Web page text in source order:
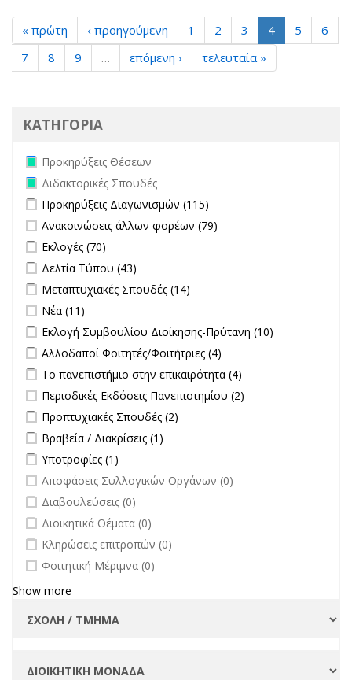
« πρώτη ‹ προηγούμενη 1 2 3 4 5
6
7
8 9 … επόμενη › τελευταία »
ΚΑΤΗΓΟΡΙΑ
Remove Προκηρύξεις Θέσεων filter
Προκηρύξεις Θέσεων
Remove Διδακτορικές Σπουδές filter
Διδακτορικές Σπουδές
Apply Προκηρύξεις Διαγωνισμών filter
Προκηρύξεις Διαγωνισμών (115)
Apply Ανακοινώσεις άλλων φορέων filter
Ανακοινώσεις άλλων φορέων (79)
Apply Εκλογές filter
Εκλογές (70)
Apply Δελτία Τύπου filter
Δελτία Τύπου (43)
Apply Μεταπτυχιακές Σπουδές filter
Μεταπτυχιακές Σπουδές (14)
Apply Νέα filter
Νέα (11)
Apply Εκλογή Συμβουλίου Διοίκησης-Πρύτανη filter
Εκλογή Συμβουλίου Διοίκησης-Πρύτανη (10)
Apply Αλλοδαποί Φοιτητές/Φοιτήτριες filter
Αλλοδαποί Φοιτητές/Φοιτήτριες (4)
filter
Apply Το πανεπιστήμιο στην επικαιρότητα filter
Το πανεπιστήμιο στην επικαιρότητα (4)
επικαιρότητα filter
Apply Περιοδικές Εκδόσεις Πανεπιστημίου filter
Περιοδικές Εκδόσεις Πανεπιστημίου (2)
Apply Προπτυχιακές Σπουδές filter
Προπτυχιακές Σπουδές (2)
Apply Βραβεία / Διακρίσεις filter
Βραβεία / Διακρίσεις (1)
Apply Υποτροφίες filter
Υποτροφίες (1)
undefined
Αποφάσεις Συλλογικών Οργάνων (0)
undefined
Διαβουλεύσεις (0)
undefined
Διοικητικά Θέματα (0)
undefined
Κληρώσεις επιτροπών (0)
undefined
Φοιτητική Μέριμνα (0)
Show more